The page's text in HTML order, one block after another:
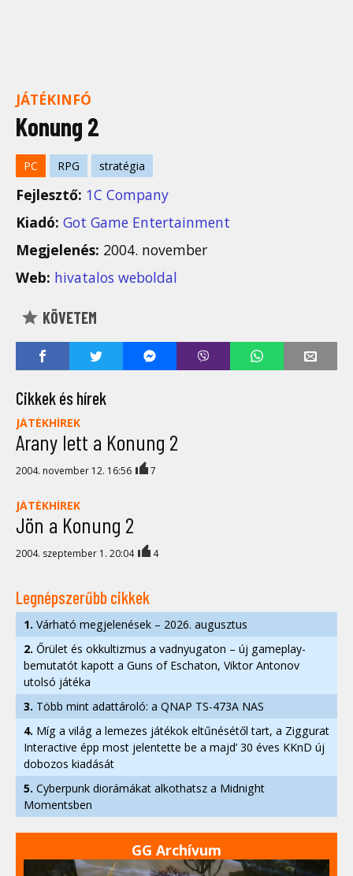
JÁTÉKINFÓ
Konung 2
PC RPG stratégia
Fejlesztő: 1C Company
Kiadó: Got Game Entertainment
Megjelenés: 2004. november
Web: hivatalos weboldal
KÖVETEM
Cikkek és hírek
JÁTÉKHÍREK
Arany lett a Konung 2
2004. november 12. 16:56 7
JÁTÉKHÍREK
Jön a Konung 2
2004. szeptember 1. 20:04 4
Legnépszerűbb cikkek
1. Várható megjelenések – 2026. augusztus
2. Őrület és okkultizmus a vadnyugaton – új gameplay-
bemutatót kapott a Guns of Eschaton, Viktor Antonov
utolsó játéka
3. Több mint adattároló: a QNAP TS-473A NAS
4. Míg a világ a lemezes játékok eltűnésétől tart, a Ziggurat
Interactive épp most jelentette be a majd’ 30 éves KKnD új
dobozos kiadását
5. Cyberpunk diorámákat alkothatsz a Midnight
Momentsben
GG Archívum